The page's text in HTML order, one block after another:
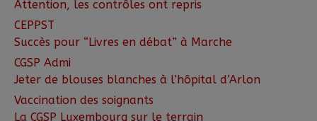
Attention, les contrôles ont repris
CEPPST
Succès pour “Livres en débat” à Marche
CGSP Admi
Jeter de blouses blanches à l’hôpital d’Arlon
Vaccination des soignants
La CGSP Luxembourg sur le terrain